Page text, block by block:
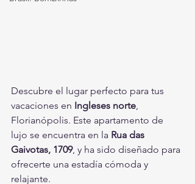
Descubre el lugar perfecto para tus
vacaciones en Ingleses norte,
Florianópolis. Este apartamento de
lujo se encuentra en la Rua das
Gaivotas, 1709, y ha sido diseñado para
ofrecerte una estadía cómoda y
relajante.